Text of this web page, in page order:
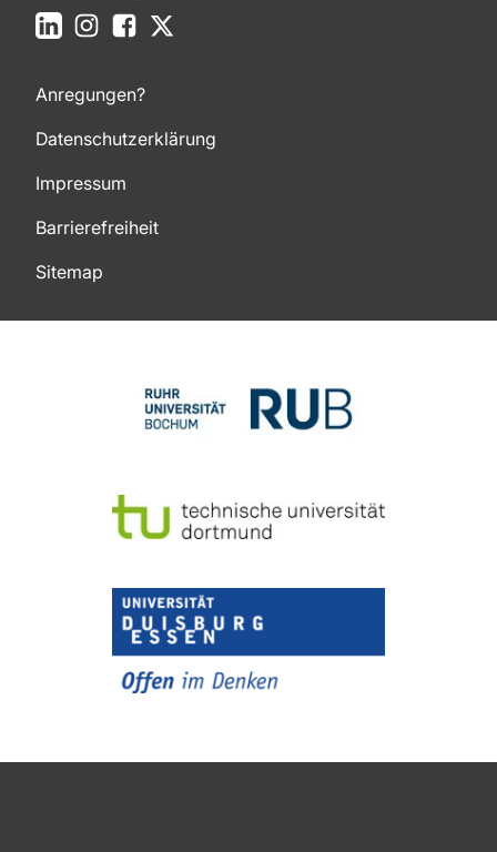
LinkedInInstagramFacebook
Anregungen?
Datenschutzerklärung
Impressum
Barrierefreiheit
Sitemap